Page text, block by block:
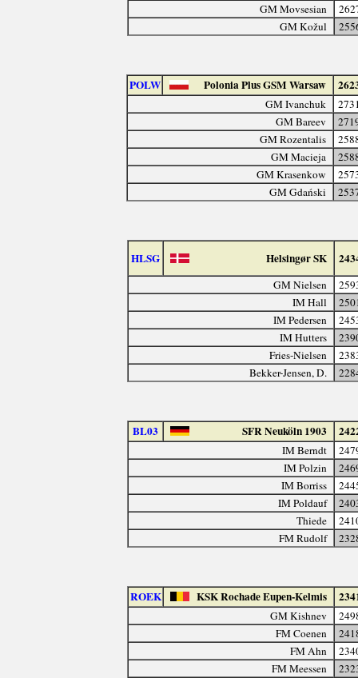
GM Movsesian
GM Kožul
POLW Polonia Plus GSM Warsaw
GM Ivanchuk
GM Bareev
GM Rozentalis
GM Macieja
GM Krasenkow
GM Gdański
HLSG Helsingør SK
GM Nielsen
IM Hall
IM Pedersen
IM Hutters
Fries-Nielsen
Bekker-Jensen, D.
BL03 SFR Neuköln 1903
IM Berndt
IM Polzin
IM Borriss
IM Poldauf
Thiede
FM Rudolf
ROEK KSK Rochade Eupen-Kelmis
GM Kishnev
FM Coenen
FM Ahn
FM Meessen